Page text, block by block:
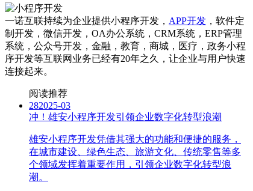
一诺互联持续为企业提供小程序开发， APP开发 ，软件定
制开发，微信开发，OA办公系统，CRM系统，ERP管理
系统，公众号开发，金融，教育，商城，医疗，政务小程
序开发等互联网业务已经有20年之久，让企业与用户快速
连接起来。
阅读推荐
282025-03
冲！雄安小程序开发引领企业数字化转型浪潮
雄安小程序开发凭借其强大的功能和便捷的服务，
在城市建设、绿色生态、旅游文化、传统零售等多
个领域发挥着重要作用，引领企业数字化转型浪
潮。